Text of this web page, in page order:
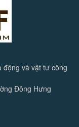
động và vật tư công
Đông Hưng